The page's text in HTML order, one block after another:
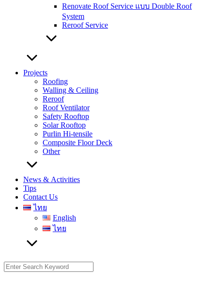
Renovate Roof Service แบบ Double Roof
System
Reroof Service
Projects
Roofing
Walling & Ceiling
Reroof
Roof Ventilator
Safety Rooftop
Solar Rooftop
Purlin Hi-tensile
Composite Floor Deck
Other
News & Activities
Tips
Contact Us
ไทย
English
ไทย
Search
for: